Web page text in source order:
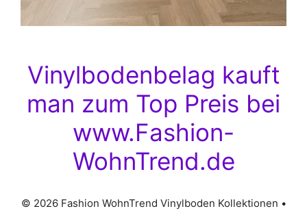
Vinylbodenbelag kauft
man zum Top Preis bei
www.Fashion-
WohnTrend.de
© 2026 Fashion WohnTrend Vinylboden Kollektionen •